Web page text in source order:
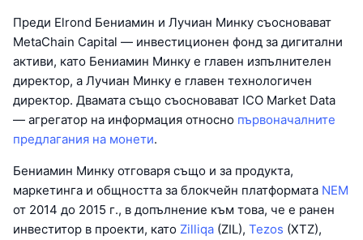
Преди Elrond Бениамин и Лучиан Минку съосновават
MetaChain Capital — инвестиционен фонд за дигитални
активи, като Бениамин Минку е главен изпълнителен
директор, а Лучиан Минку е главен технологичен
директор. Двамата също съосновават ICO Market Data
— агрегатор на информация относно първоначалните
предлагания на монети.
Бениамин Минку отговаря също и за продукта,
маркетинга и общността за блокчейн платформата NEM
от 2014 до 2015 г., в допълнение към това, че е ранен
инвеститор в проекти, като Zilliqa (ZIL), Tezos (XTZ),